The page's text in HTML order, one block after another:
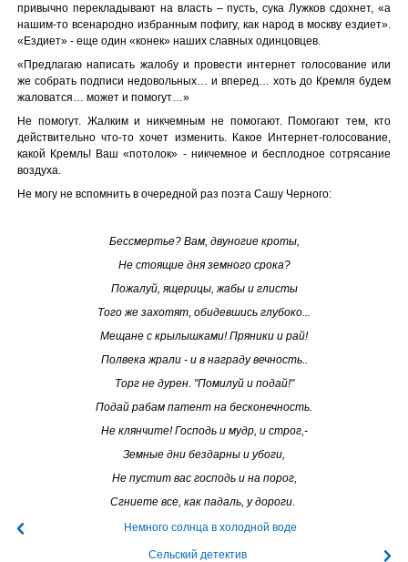
привычно перекладывают на власть – пусть, сука Лужков сдохнет, «а
нашим-то всенародно избранным пофигу, как народ в москву ездиет».
«Ездиет» - еще один «конек» наших славных одинцовцев.
«Предлагаю написать жалобу и провести интернет голосование или
же собрать подписи недовольных… и вперед… хоть до Кремля будем
жаловатся… может и помогут…»
Не помогут. Жалким и никчемным не помогают. Помогают тем, кто
действительно что-то хочет изменить. Какое Интернет-голосование,
какой Кремль! Ваш «потолок» - никчемное и бесплодное сотрясание
воздуха.
Не могу не вспомнить в очередной раз поэта Сашу Черного:
Бессмертье? Вам, двуногие кроты,
Не стоящие дня земного срока?
Пожалуй, ящерицы, жабы и глисты
Того же захотят, обидевшись глубоко...
Мещане с крылышками! Пряники и рай!
Полвека жрали - и в награду вечность..
Торг не дурен. "Помилуй и подай!"
Подай рабам патент на бесконечность.
Не клянчите! Господь и мудр, и строг,-
Земные дни бездарны и убоги,
Не пустит вас господь и на порог,
Сгниете все, как падаль, у дороги.
Немного солнца в холодной воде
Сельский детектив